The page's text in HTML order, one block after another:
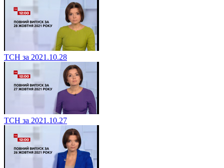
ТСН за 2021.10.28
ТСН за 2021.10.27